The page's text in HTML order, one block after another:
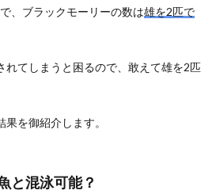
、ブラックモーリーの数は雄を2匹で
れてしまうと困るので、敢えて雄を2匹
を御紹介します。
と混泳可能？